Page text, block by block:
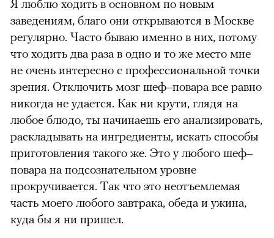
00:00
Я люблю ходить в основном по новым
заведениям, благо они открываются в Москве
регулярно. Часто бываю именно в них, потому
что ходить два раза в одно и то же место мне
не очень интересно с профессиональной точки
зрения. Отключить мозг шеф–повара все равно
никогда не удается. Как ни крути, глядя на
любое блюдо, ты начинаешь его анализировать,
раскладывать на ингредиенты, искать способы
приготовления такого же. Это у любого шеф–
повара на подсознательном уровне
прокручивается. Так что это неотъемлемая
часть моего любого завтрака, обеда и ужина,
куда бы я ни пришел.